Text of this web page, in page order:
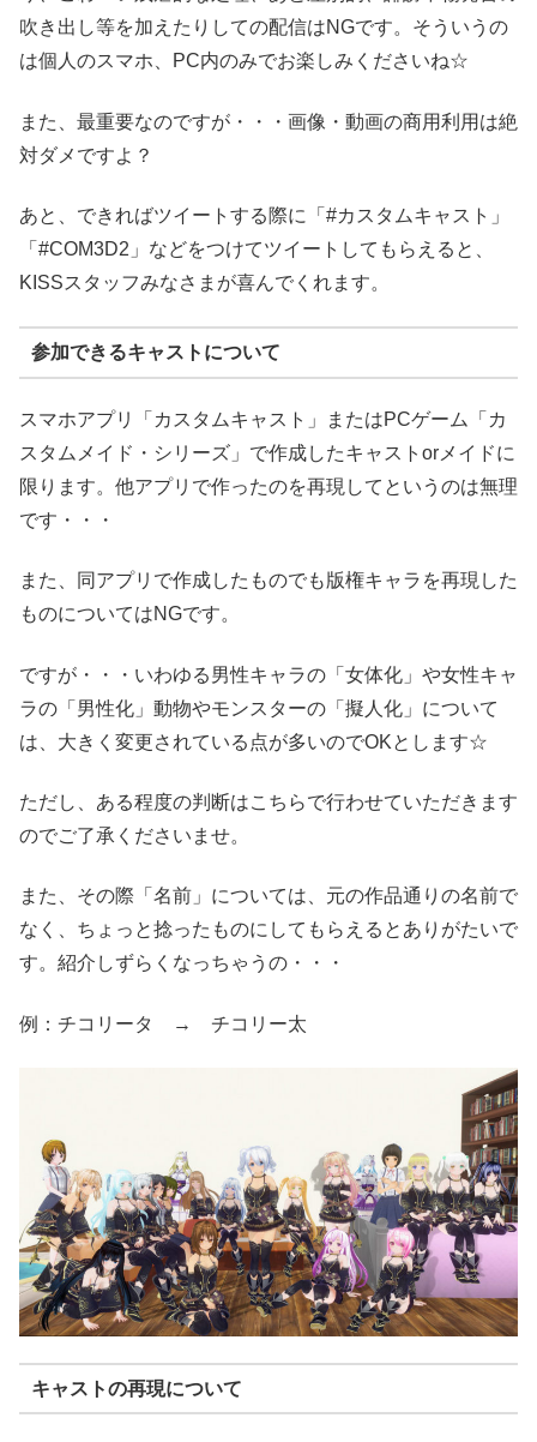
吹き出し等を加えたりしての配信はNGです。そういうの
は個人のスマホ、PC内のみでお楽しみくださいね☆
また、最重要なのですが・・・画像・動画の商用利用は絶
対ダメですよ？
あと、できればツイートする際に「#カスタムキャスト」
「#COM3D2」などをつけてツイートしてもらえると、
KISSスタッフみなさまが喜んでくれます。
参加できるキャストについて
スマホアプリ「カスタムキャスト」またはPCゲーム「カ
スタムメイド・シリーズ」で作成したキャストorメイドに
限ります。他アプリで作ったのを再現してというのは無理
です・・・
また、同アプリで作成したものでも版権キャラを再現した
ものについてはNGです。
ですが・・・いわゆる男性キャラの「女体化」や女性キャ
ラの「男性化」動物やモンスターの「擬人化」について
は、大きく変更されている点が多いのでOKとします☆
ただし、ある程度の判断はこちらで行わせていただきます
のでご了承くださいませ。
また、その際「名前」については、元の作品通りの名前で
なく、ちょっと捻ったものにしてもらえるとありがたいで
す。紹介しずらくなっちゃうの・・・
例：チコリータ → チコリー太
キャストの再現について